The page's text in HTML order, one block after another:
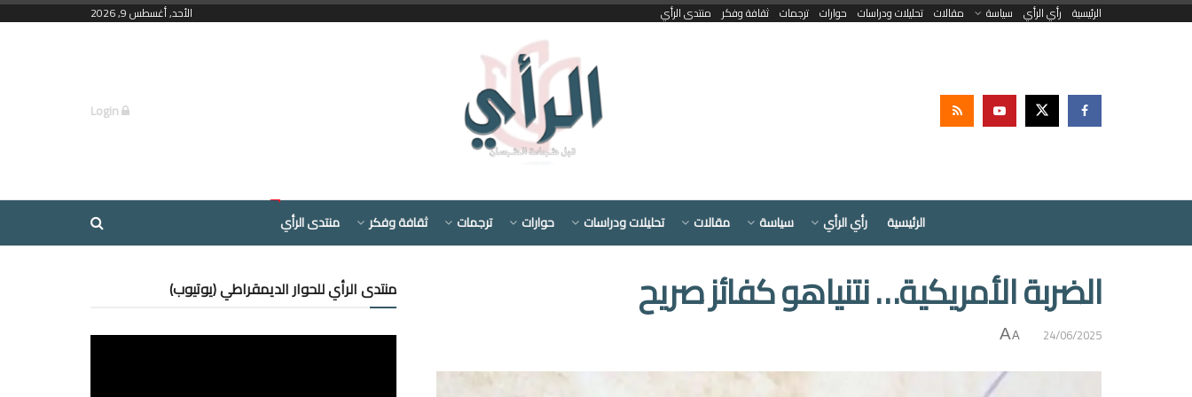
الرئيسية رأي الرأي سياسة مقالات تحليلات ودراسات حوارات ترجمات ثقافة وفكر منتدى الرأي الأحد, أغسطس 9, 2026
الرئيسية رأي الرأي سياسة مقالات تحليلات ودراسات حوارات ترجمات ثقافة وفكر منتدى الرأي
الضربة الأمريكية… نتنياهو كفائز صريح
24/06/2025
A
A
منتدى الرأي للحوار الديمقراطي (يوتيوب)